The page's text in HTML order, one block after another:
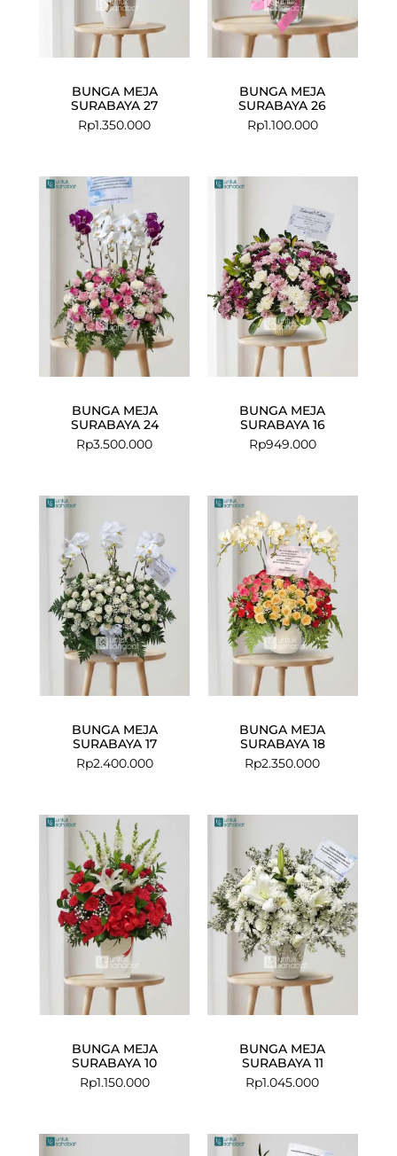
BUNGA MEJA
SURABAYA 27
Rp1.350.000
BUNGA MEJA
SURABAYA 26
Rp1.100.000
BUNGA MEJA
SURABAYA 24
Rp3.500.000
BUNGA MEJA
SURABAYA 16
Rp949.000
BUNGA MEJA
SURABAYA 17
Rp2.400.000
BUNGA MEJA
SURABAYA 18
Rp2.350.000
BUNGA MEJA
SURABAYA 10
Rp1.150.000
BUNGA MEJA
SURABAYA 11
Rp1.045.000